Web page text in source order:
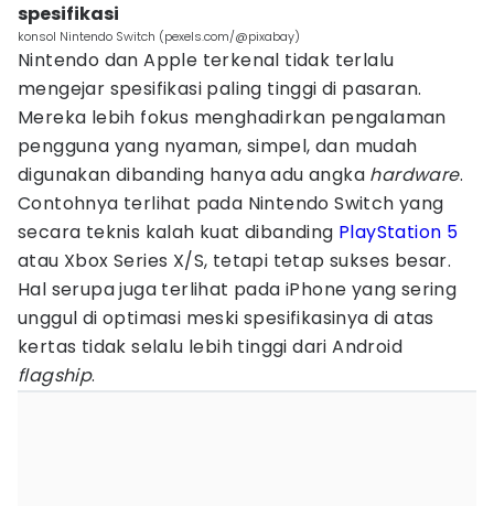
spesifikasi
konsol Nintendo Switch (pexels.com/@pixabay)
Nintendo dan Apple terkenal tidak terlalu
mengejar spesifikasi paling tinggi di pasaran.
Mereka lebih fokus menghadirkan pengalaman
pengguna yang nyaman, simpel, dan mudah
digunakan dibanding hanya adu angka hardware.
Contohnya terlihat pada Nintendo Switch yang
secara teknis kalah kuat dibanding PlayStation 5
atau Xbox Series X/S, tetapi tetap sukses besar.
Hal serupa juga terlihat pada iPhone yang sering
unggul di optimasi meski spesifikasinya di atas
kertas tidak selalu lebih tinggi dari Android
flagship.